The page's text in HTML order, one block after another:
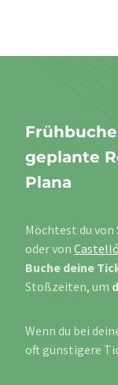
geplante
Plana
Möchtest du
oder von
Buche deine
Stoßzeiten, um
Wenn du bei
oft günstigere